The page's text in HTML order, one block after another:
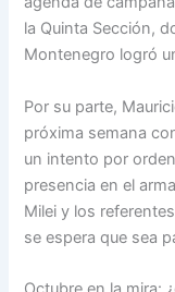
la Quinta Sección,
Montenegro logró
Por su parte,
próxima semana
un intento por
presencia en el
Milei y los
se espera que sea